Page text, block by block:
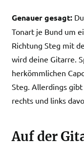
Genauer gesagt:
Tonart je Bund um
Richtung Steg mit
wird deine Gitarre.
herkömmlichen
Steg. Allerdings gibt
rechts und links
Auf der